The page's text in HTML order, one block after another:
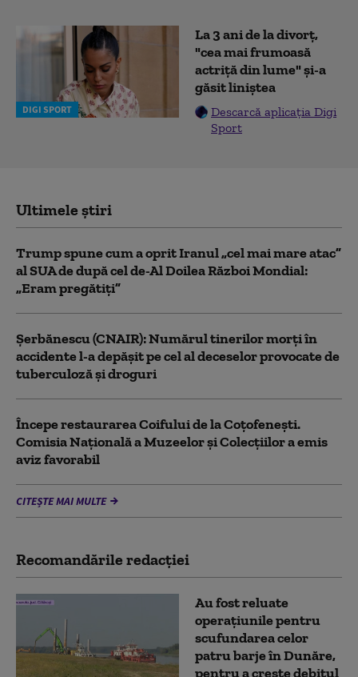
DIGI SPORT
La 3 ani de la divorț,
"cea mai frumoasă
actriță din lume" și-a
găsit liniștea
Descarcă aplicația Digi
Sport
Ultimele știri
Trump spune cum a oprit Iranul „cel mai mare atac”
al SUA de după cel de-Al Doilea Război Mondial:
„Eram pregătiți”
Şerbănescu (CNAIR): Numărul tinerilor morţi în
accidente l-a depăşit pe cel al deceselor provocate de
tuberculoză şi droguri
Începe restaurarea Coifului de la Coțofenești.
Comisia Naţională a Muzeelor şi Colecţiilor a emis
aviz favorabil
CITEȘTE MAI MULTE
Recomandările redacţiei
Au fost reluate
operațiunile pentru
scufundarea celor
patru barje în Dunăre,
pentru a crește debitul